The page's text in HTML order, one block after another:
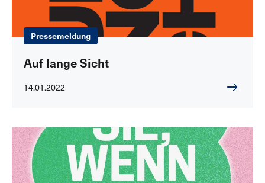
Pressemeldung
Auf lange Sicht
14.01.2022